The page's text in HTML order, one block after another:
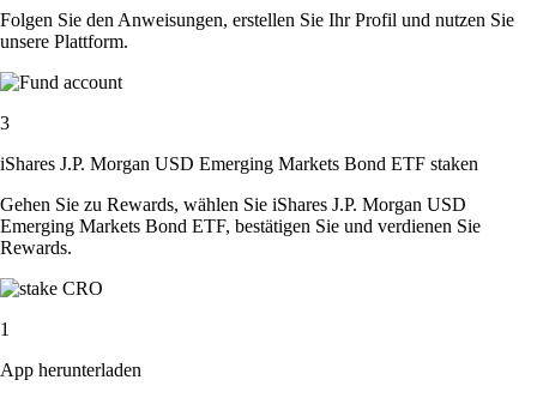
Folgen Sie den Anweisungen, erstellen Sie Ihr Profil und nutzen Sie
unsere Plattform.
3
iShares J.P. Morgan USD Emerging Markets Bond ETF staken
Gehen Sie zu Rewards, wählen Sie iShares J.P. Morgan USD
Emerging Markets Bond ETF, bestätigen Sie und verdienen Sie
Rewards.
1
App herunterladen